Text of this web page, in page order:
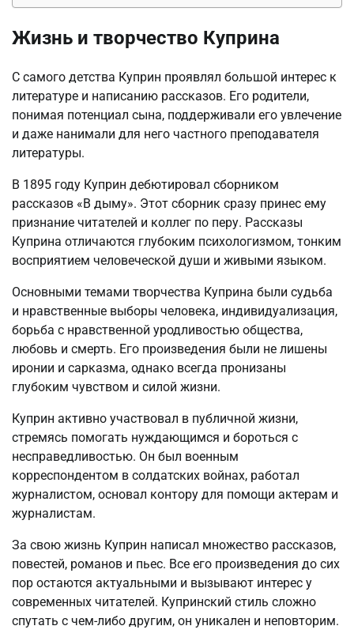
Жизнь и творчество Куприна
С самого детства Куприн проявлял большой интерес к
литературе и написанию рассказов. Его родители,
понимая потенциал сына, поддерживали его увлечение
и даже нанимали для него частного преподавателя
литературы.
В 1895 году Куприн дебютировал сборником
рассказов «В дыму». Этот сборник сразу принес ему
признание читателей и коллег по перу. Рассказы
Куприна отличаются глубоким психологизмом, тонким
восприятием человеческой души и живыми языком.
Основными темами творчества Куприна были судьба
и нравственные выборы человека, индивидуализация,
борьба с нравственной уродливостью общества,
любовь и смерть. Его произведения были не лишены
иронии и сарказма, однако всегда пронизаны
глубоким чувством и силой жизни.
Куприн активно участвовал в публичной жизни,
стремясь помогать нуждающимся и бороться с
несправедливостью. Он был военным
корреспондентом в солдатских войнах, работал
журналистом, основал контору для помощи актерам и
журналистам.
За свою жизнь Куприн написал множество рассказов,
повестей, романов и пьес. Все его произведения до сих
пор остаются актуальными и вызывают интерес у
современных читателей. Купринский стиль сложно
спутать с чем-либо другим, он уникален и неповторим.